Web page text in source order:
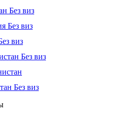
Без виз
Без виз
виз
Без виз
Без виз